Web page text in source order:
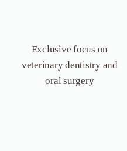
Exclusive focus on
veterinary dentistry and
oral surgery